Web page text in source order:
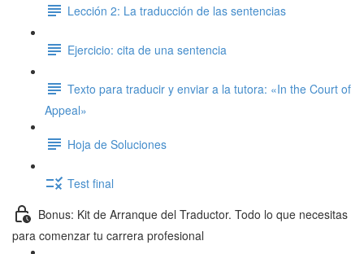
Lección 2: La traducción de las sentencias
Ejercicio: cita de una sentencia
Texto para traducir y enviar a la tutora: «In the Court of
Appeal»
Hoja de Soluciones
Test final
Bonus: Kit de Arranque del Traductor. Todo lo que necesitas
para comenzar tu carrera profesional